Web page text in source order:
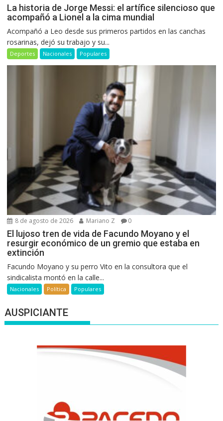
La historia de Jorge Messi: el artífice silencioso que
acompañó a Lionel a la cima mundial
Acompañó a Leo desde sus primeros partidos en las canchas
rosarinas, dejó su trabajo y su...
Deportes Nacionales Populares
8 de agosto de 2026 Mariano Z 0
El lujoso tren de vida de Facundo Moyano y el
resurgir económico de un gremio que estaba en
extinción
Facundo Moyano y su perro Vito en la consultora que el
sindicalista montó en la calle...
Nacionales Política Populares
AUSPICIANTE